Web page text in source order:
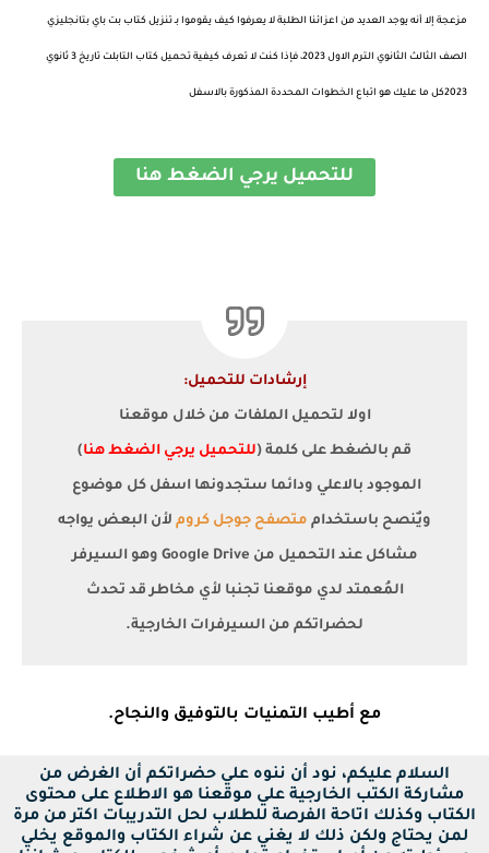
مزعجة إلا أنه يوجد العديد من اعزائنا الطلبة لا يعرفوا كيف يقوموا بـ تنزيل كتاب بت باي بتانجليزي
الصف الثالث الثانوي الترم الاول 2023، فإذا كنت لا تعرف كيفية تحميل كتاب التابلت تاريخ 3 ثانوي
2023كل ما عليك هو اتباع الخطوات المحددة المذكورة بالاسفل
للتحميل يرجي الضغط هنا
إرشادات للتحميل:
اولا لتحميل الملفات من خلال موقعنا
قم بالضغط على كلمة (للتحميل يرجي الضغط هنا)
الموجود بالاعلي ودائما ستجدونها اسفل كل موضوع
ويٌنصح باستخدام متصفح جوجل كروم لأن البعض يواجه
مشاكل عند التحميل من Google Drive وهو السيرفر
المُعمتد لدي موقعنا تجنبا لأي مخاطر قد تحدث
لحضراتكم من السيرفرات الخارجية.
مع أطيب التمنيات بالتوفيق والنجاح.
السلام عليكم، نود أن ننوه علي حضراتكم أن الغرض من
مشاركة الكتب الخارجية علي موقعنا هو الاطلاع على محتوى
الكتاب وكذلك اتاحة الفرصة للطلاب لحل التدريبات اكتر من مرة
لمن يحتاج ولكن ذلك لا يغني عن شراء الكتاب والموقع يخلي